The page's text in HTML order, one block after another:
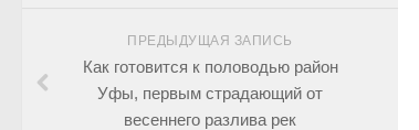
ПРЕДЫДУЩАЯ ЗАПИСЬ
Как готовится к половодью район
Уфы, первым страдающий от
весеннего разлива рек